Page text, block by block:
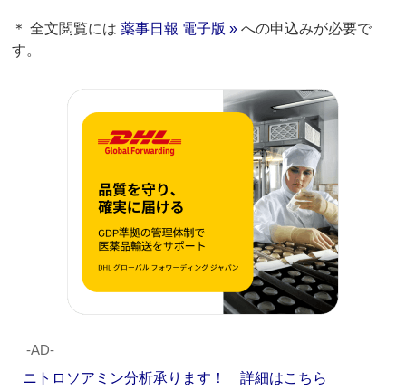
＊ 全文閲覧には薬事日報 電子版 » への申込みが必要で
す。
‐AD‐
ニトロソアミン分析承ります！ 詳細はこちら